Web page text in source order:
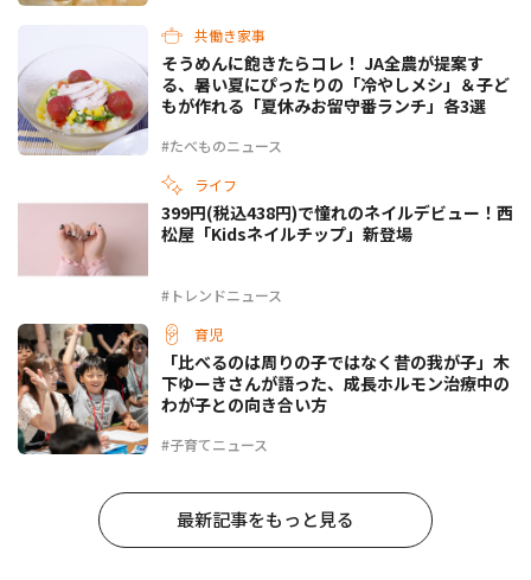
共働き家事
#たべものニュース
そうめんに飽きたらコレ！ JA全農が提案す
る、暑い夏にぴったりの「冷やしメシ」＆子ど
もが作れる「夏休みお留守番ランチ」各3選
ライフ
#トレンドニュース
399円(税込438円)で憧れのネイルデビュー！西
松屋「Kidsネイルチップ」新登場
育児
#子育てニュース
「比べるのは周りの子ではなく昔の我が子」木
下ゆーきさんが語った、成長ホルモン治療中の
わが子との向き合い方
最新記事をもっと見る